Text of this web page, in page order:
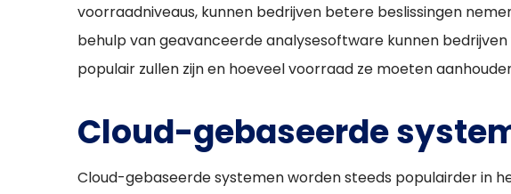
voorraadniveaus, kunnen bedrijven betere beslissingen
behulp van geavanceerde analysesoftware kunnen
populair zullen zijn en hoeveel voorraad ze moeten
Cloud-gebaseerde
Cloud-gebaseerde systemen worden steeds populairder in